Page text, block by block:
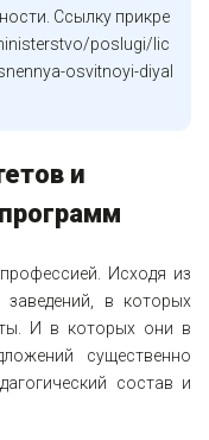
Ссылку прикре
poslugi/lic
osvitnoyi-diyal
и
Исходя из
заведений, в которых
И в которых они в
существенно
состав и